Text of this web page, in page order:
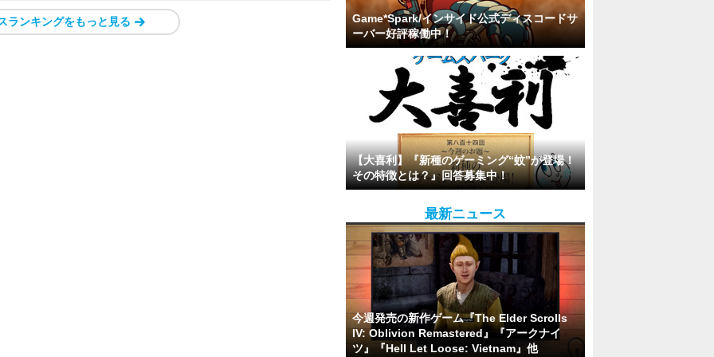
ランキングをもっと見る
Game*Spark/インサイド公式ディスコードサ
ーバー好評稼働中！
【大喜利】『新種のゲーミング“蚊”が登場！
その特徴とは？』回答募集中！
最新ニュース
今週発売の新作ゲーム『The Elder Scrolls
IV: Oblivion Remastered』『アークナイ
ツ』『Hell Let Loose: Vietnam』他